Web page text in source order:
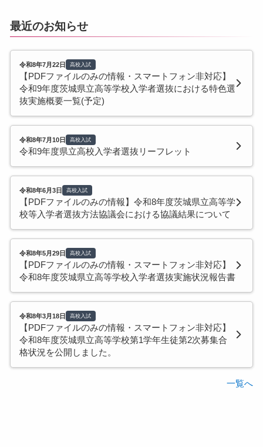
最近のお知らせ
令和8年7月22日 高校入試
【PDFファイルのみの情報・スマートフォン非対応】
令和9年度茨城県立高等学校入学者選抜における特色選
抜実施概要一覧(予定)
令和8年7月10日 高校入試
令和9年度県立高校入学者選抜リーフレット
令和8年6月3日 高校入試
【PDFファイルのみの情報】令和8年度茨城県立高等学
校等入学者選抜方法協議会における協議結果について
令和8年5月29日 高校入試
【PDFファイルのみの情報・スマートフォン非対応】
令和8年度茨城県立高等学校入学者選抜実施状況報告書
令和8年3月18日 高校入試
【PDFファイルのみの情報・スマートフォン非対応】
令和8年度茨城県立高等学校第1学年生徒第2次募集合
格状況を公開しました。
一覧へ